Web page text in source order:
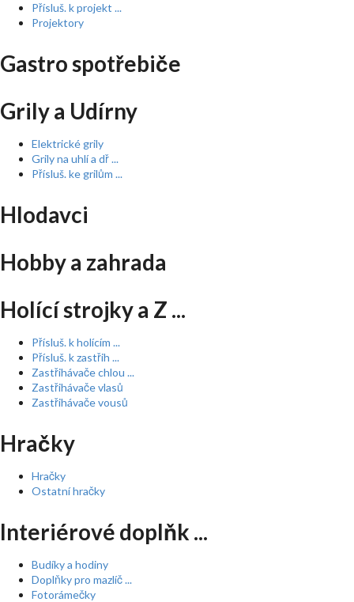
Přísluš. k projekt ...
Projektory
Gastro spotřebiče
Grily a Udírny
Elektrické grily
Grily na uhlí a dř ...
Přísluš. ke grilům ...
Hlodavci
Hobby a zahrada
Holící strojky a Z ...
Přísluš. k holícím ...
Přísluš. k zastřih ...
Zastřihávače chlou ...
Zastřihávače vlasů
Zastřihávače vousů
Hračky
Hračky
Ostatní hračky
Interiérové doplňk ...
Budíky a hodiny
Doplňky pro mazlíč ...
Fotorámečky